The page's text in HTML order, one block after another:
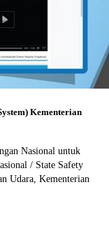
Kementerian
Nasional untuk
/ State Safety
Udara, Kementerian